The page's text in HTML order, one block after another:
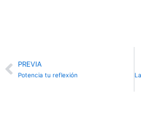
Prev
PREVIA
Potencia tu reflexión